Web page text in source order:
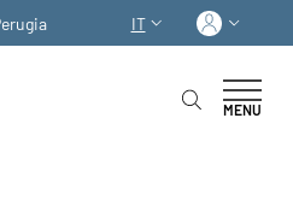
SELETTORE LINGUA:
IT
MENU